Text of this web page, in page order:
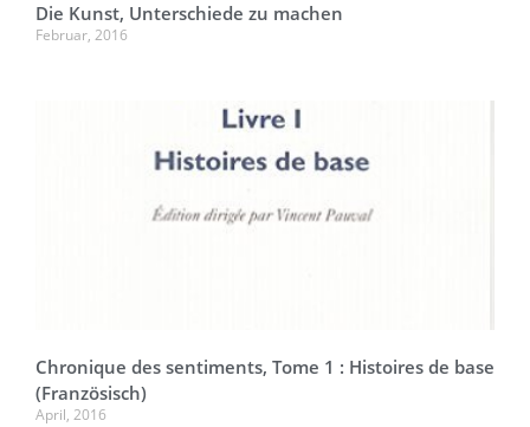
Die Kunst, Unterschiede zu machen
Februar, 2016
Chronique des sentiments, Tome 1 : Histoires de base
(Französisch)
April, 2016